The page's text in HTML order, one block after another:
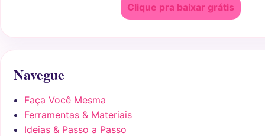
Clique pra baixar grátis
Navegue
Faça Você Mesma
Ferramentas & Materiais
Ideias & Passo a Passo